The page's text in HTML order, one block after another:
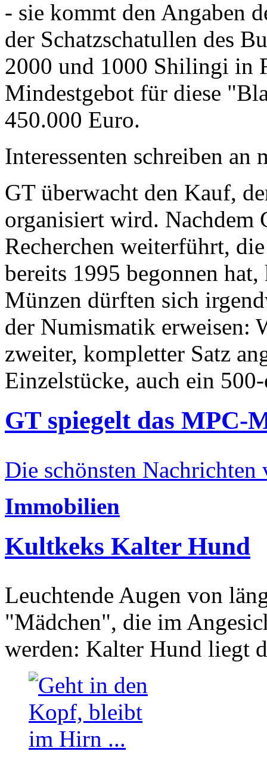
- sie kommt den Angaben
der Schatzschatullen des
2000 und 1000 Shilingi in
Mindestgebot für diese
450.000 Euro.
Interessenten schreiben
GT überwacht den Kauf,
organisiert wird. Nachdem
Recherchen weiterführt,
bereits 1995 begonnen
Münzen dürften sich
der Numismatik erweisen:
zweiter, kompletter Satz
Einzelstücke, auch ein
GT spiegelt das MPC-
Die schönsten Nachrichten
Immobilien
Kultkeks Kalter Hund
Leuchtende Augen von
"Mädchen", die im
werden: Kalter Hund liegt